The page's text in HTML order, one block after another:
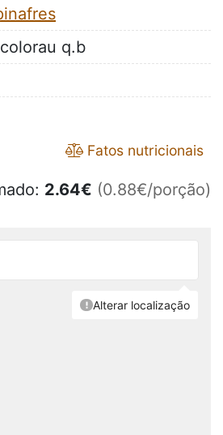
q.b
Fatos nutricionais
2.64€ (0.88€/porção)